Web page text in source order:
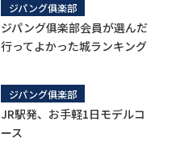
ジパング俱楽部
ジパング俱楽部会員が選んだ
行ってよかった城ランキング
ジパング俱楽部
JR駅発、お手軽1日モデルコ
ース